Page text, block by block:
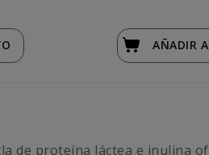
AÑADIR
de proteína láctea e inulina